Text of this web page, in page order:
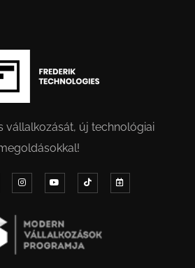
vállalkozását, új technológiai